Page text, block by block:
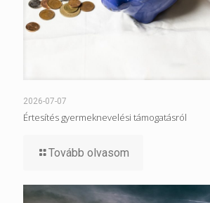
2026-07-07
Értesítés gyermeknevelési támogatásról
Tovább olvasom